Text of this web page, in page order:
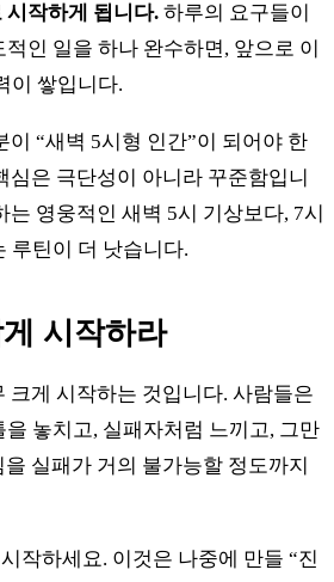
시작하게 됩니다. 하루의 요구들이
인 일을 하나 완수하면, 앞으로 이
이 쌓입니다.
이 “새벽 5시형 인간”이 되어야 한
심은 극단성이 아니라 꾸준함입니
영웅적인 새벽 5시 기상보다, 7시
루틴이 더 낫습니다.
시작하라
크게 시작하는 것입니다. 사람들은
놓치고, 실패자처럼 느끼고, 그만
실패가 거의 불가능할 정도까지
작하세요. 이것은 나중에 만들 “진